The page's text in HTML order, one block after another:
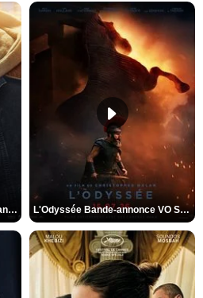
Spider-Man: Brand New Day Bande-annonce VO STFR L'Odyssée Bande-annonce VO STFR